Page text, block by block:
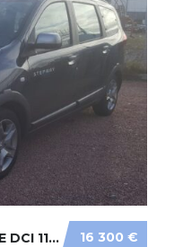
16 300 €
DACIA LODGY STEPWAY BLUE DCI 115 7 PLACES...